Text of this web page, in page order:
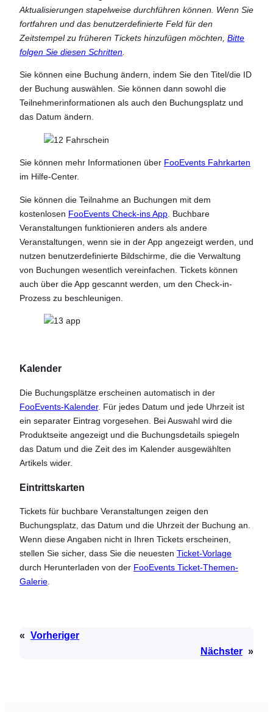
Aktualisierungen stapelweise durchführen können. Wenn Sie
fortfahren und das benutzerdefinierte Feld für den
Zeitstempel zu früheren Tickets hinzufügen möchten, Bitte
folgen Sie diesen Schritten
Sie können eine Buchung ändern, indem Sie den Titel/die ID
der Buchung auswählen. Sie können dann sowohl die
Teilnehmerinformationen als auch den Buchungsplatz und
das Datum ändern.
Sie können mehr Informationen über FooEvents Fahrkarten
im Hilfe-Center.
Sie können die Teilnahme an Buchungen mit dem
kostenlosen FooEvents Check-ins App . Buchbare
Veranstaltungen funktionieren anders als andere
Veranstaltungen, wenn sie in der App angezeigt werden, und
nutzen benutzerdefinierte Bildschirme, die die Verwaltung
von Buchungen wesentlich vereinfachen. Tickets können
auch über die App gescannt werden, um den Check-in-
Prozess zu beschleunigen.
Kalender
Die Buchungsplätze erscheinen automatisch in der
FooEvents-Kalender. Für jedes Datum und jede Uhrzeit ist
ein separater Eintrag vorgesehen. Bei Auswahl wird die
Produktseite angezeigt und die Buchungsdetails spiegeln
das Datum und die Zeit des im Kalender ausgewählten
Artikels wider.
Eintrittskarten
Tickets für buchbare Veranstaltungen zeigen den
Buchungsplatz, das Datum und die Uhrzeit der Buchung an.
Wenn diese Angaben nicht in Ihren Tickets erscheinen,
stellen Sie sicher, dass Sie die neuesten Ticket-Vorlage
durch Herunterladen von der FooEvents Ticket-Themen-
Galerie.
« Vorheriger
Nächster »